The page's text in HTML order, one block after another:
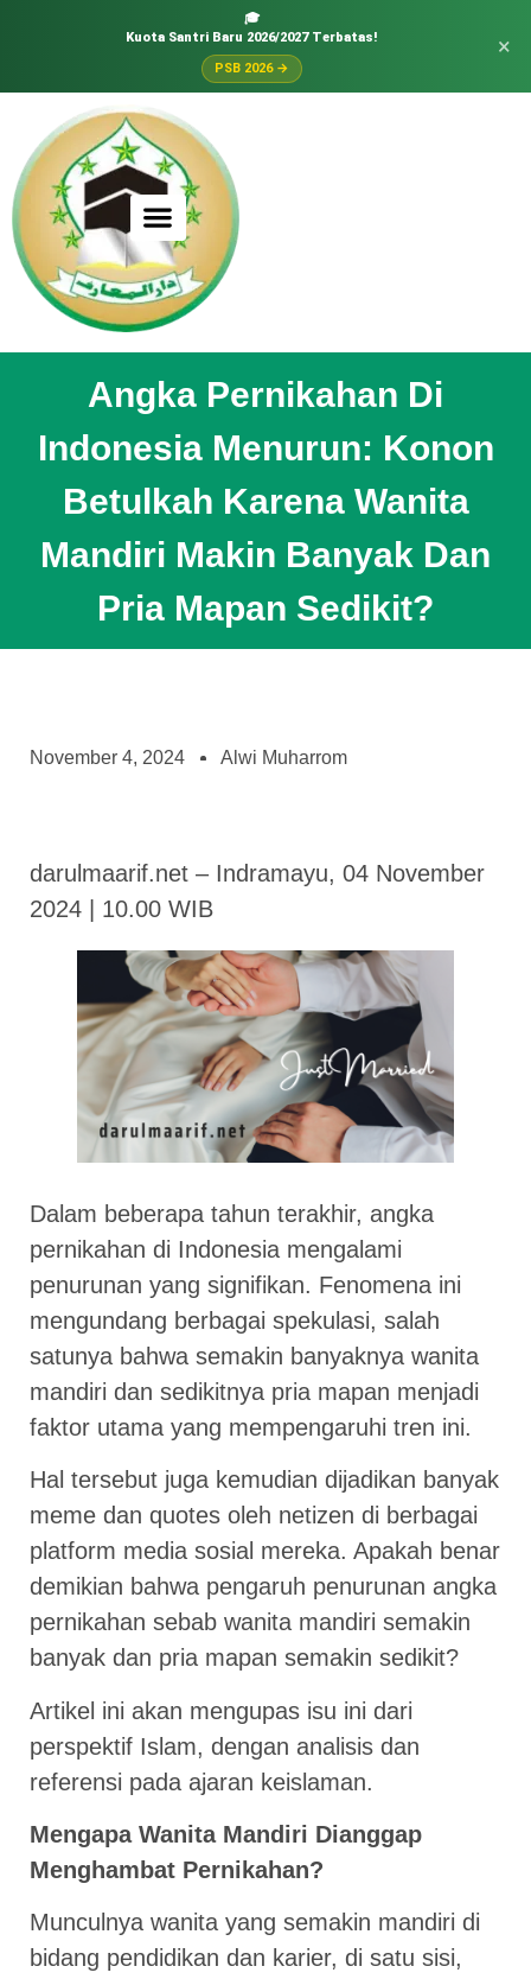
🎓
Kuota Santri Baru 2026/2027 Terbatas!
PSB 2026 →
×
Angka Pernikahan Di
Indonesia Menurun: Konon
Betulkah Karena Wanita
Mandiri Makin Banyak Dan
Pria Mapan Sedikit?
November 4, 2024 Alwi Muharrom
darulmaarif.net – Indramayu, 04 November
2024 | 10.00 WIB
Dalam beberapa tahun terakhir, angka
pernikahan di Indonesia mengalami
penurunan yang signifikan. Fenomena ini
mengundang berbagai spekulasi, salah
satunya bahwa semakin banyaknya wanita
mandiri dan sedikitnya pria mapan menjadi
faktor utama yang mempengaruhi tren ini.
Hal tersebut juga kemudian dijadikan banyak
meme dan quotes oleh netizen di berbagai
platform media sosial mereka. Apakah benar
demikian bahwa pengaruh penurunan angka
pernikahan sebab wanita mandiri semakin
banyak dan pria mapan semakin sedikit?
Artikel ini akan mengupas isu ini dari
perspektif Islam, dengan analisis dan
referensi pada ajaran keislaman.
Mengapa Wanita Mandiri Dianggap
Menghambat Pernikahan?
Munculnya wanita yang semakin mandiri di
bidang pendidikan dan karier, di satu sisi,